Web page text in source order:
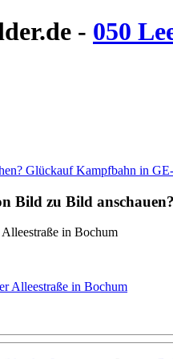
- 050
Glückauf Kampfbahn in
Bild zu Bild
Alleestraße in Bochum